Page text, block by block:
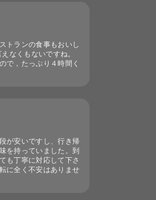
トランの食事もおいし
なくもないですね。
で，たっぷり４時間く
が安いですし、行き帰
を持っていました。到
も丁寧に対応して下さ
に全く不安はありませ